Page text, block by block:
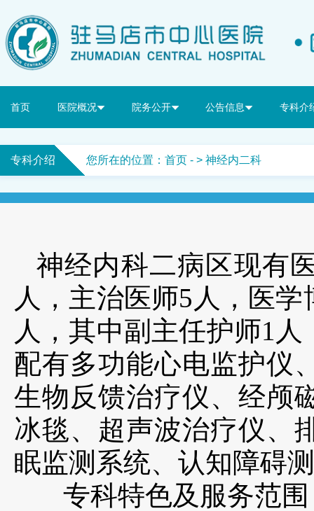
首页 医院概况 院务公开 公告信息 专科介
专科介绍 您所在的位置： 首页 - > 神经内二科
神经内科二病区现有
人，主治医师5人，医
人，其中副主任护师1
配有多功能心电监护仪
生物反馈治疗仪、经颅
冰毯、超声波治疗仪、
眠监测系统、认知障碍
专科特色及服务范围